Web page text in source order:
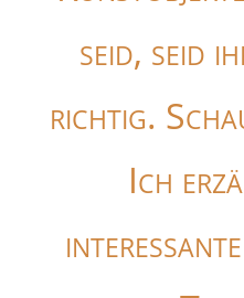
seid, seid
richtig.
Ich